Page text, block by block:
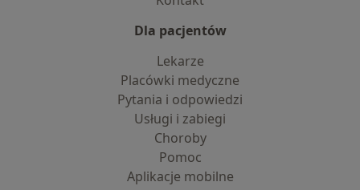
Dla pacjentów
Lekarze
Placówki medyczne
Pytania i odpowiedzi
Usługi i zabiegi
Choroby
Pomoc
Aplikacje mobilne